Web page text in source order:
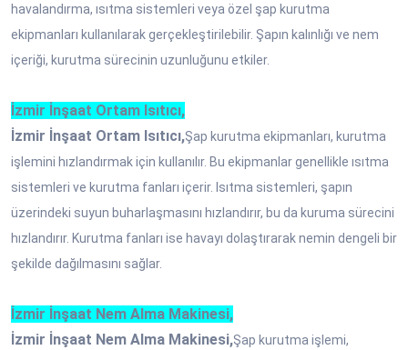
havalandırma, ısıtma sistemleri veya özel şap kurutma
ekipmanları kullanılarak gerçekleştirilebilir. Şapın kalınlığı ve nem
içeriği, kurutma sürecinin uzunluğunu etkiler.
İzmir İnşaat Ortam Isıtıcı,
İzmir İnşaat Ortam Isıtıcı,Şap kurutma ekipmanları, kurutma
işlemini hızlandırmak için kullanılır. Bu ekipmanlar genellikle ısıtma
sistemleri ve kurutma fanları içerir. Isıtma sistemleri, şapın
üzerindeki suyun buharlaşmasını hızlandırır, bu da kuruma sürecini
hızlandırır. Kurutma fanları ise havayı dolaştırarak nemin dengeli bir
şekilde dağılmasını sağlar.
İzmir İnşaat Nem Alma Makinesi,
İzmir İnşaat Nem Alma Makinesi,Şap kurutma işlemi,